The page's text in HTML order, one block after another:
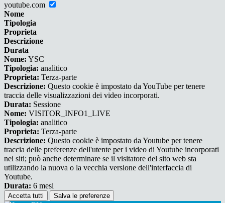
youtube.com
Nome
Tipologia
Proprieta
Descrizione
Durata
Nome: YSC
Tipologia: analitico
Proprieta: Terza-parte
Descrizione: Questo cookie è impostato da YouTube per tenere
traccia delle visualizzazioni dei video incorporati.
Durata: Sessione
Nome: VISITOR_INFO1_LIVE
Tipologia: analitico
Proprieta: Terza-parte
Descrizione: Questo cookie è impostato da Youtube per tenere
traccia delle preferenze dell'utente per i video di Youtube incorporati
nei siti; può anche determinare se il visitatore del sito web sta
utilizzando la nuova o la vecchia versione dell'interfaccia di
Youtube.
Durata: 6 mesi
Accetta tutti Salva le preferenze